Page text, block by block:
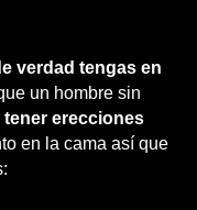
verdad tengas en
un hombre sin
tener erecciones
en la cama así que